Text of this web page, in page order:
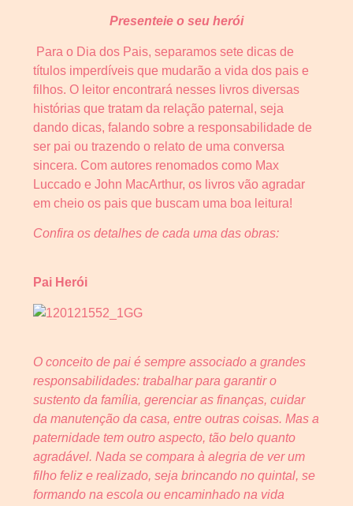
Presenteie o seu herói
Para o Dia dos Pais, separamos sete dicas de
títulos imperdíveis que mudarão a vida dos pais e
filhos. O leitor encontrará nesses livros diversas
histórias que tratam da relação paternal, seja
dando dicas, falando sobre a responsabilidade de
ser pai ou trazendo o relato de uma conversa
sincera. Com autores renomados como Max
Luccado e John MacArthur, os livros vão agradar
em cheio os pais que buscam uma boa leitura!
Confira os detalhes de cada uma das obras:
Pai Herói
O conceito de pai é sempre associado a grandes
responsabilidades: trabalhar para garantir o
sustento da família, gerenciar as finanças, cuidar
da manutenção da casa, entre outras coisas. Mas a
paternidade tem outro aspecto, tão belo quanto
agradável. Nada se compara à alegria de ver um
filho feliz e realizado, seja brincando no quintal, se
formando na escola ou encaminhado na vida